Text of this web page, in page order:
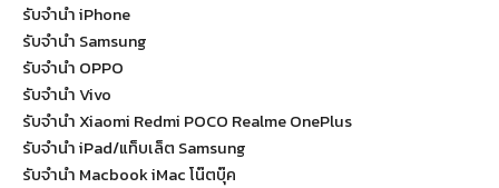
รับจำนำ iPhone
รับจำนำ Samsung
รับจำนำ OPPO
รับจำนำ Vivo
รับจำนำ Xiaomi Redmi POCO Realme OnePlus
รับจำนำ iPad/แท็บเล็ต Samsung
รับจำนำ Macbook iMac โน๊ตบุ๊ค